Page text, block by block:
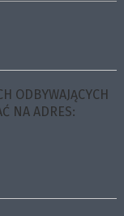
ODBYWAJĄCYCH
NA ADRES: